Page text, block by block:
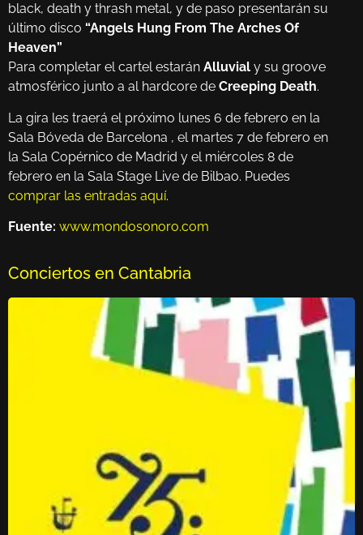
black, death y thrash metal, y de paso presentarán su
último disco “Angels Hung From The Arches Of
Heaven”
Para completar el cartel estarán Alluvial y su groove
atmosférico junto a al hardcore de Creeping Death.
La gira les traerá el próximo lunes 6 de febrero en la
Sala Bóveda de Barcelona , el martes 7 de febrero en
la Sala Copérnico de Madrid y el miércoles 8 de
febrero en la Sala Stage Live de Bilbao. Puedes
comprar las entradas aquí.
Fuente: www.mondosonoro.com
Conciertos en Cantabria